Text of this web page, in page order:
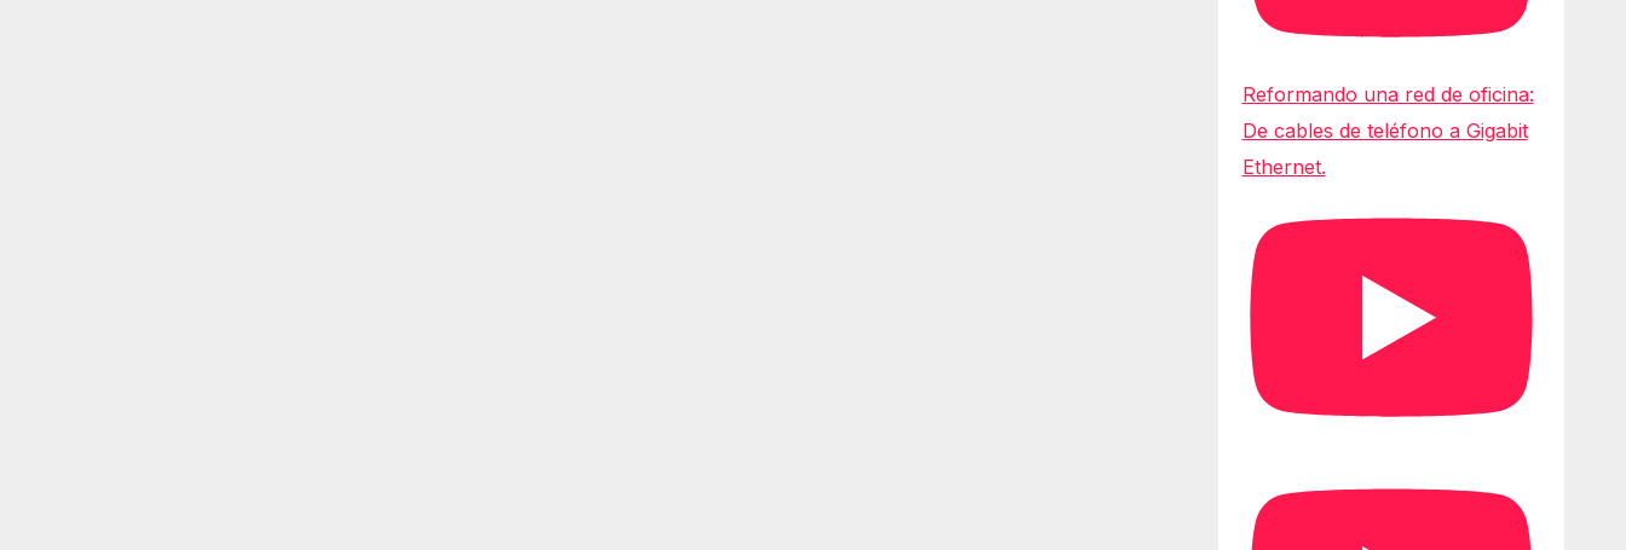
Reformando una red de oficina:
De cables de teléfono a Gigabit
Ethernet.